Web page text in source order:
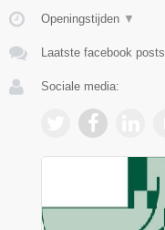
Openingstijden ▼
Laatste facebook posts
Sociale media: